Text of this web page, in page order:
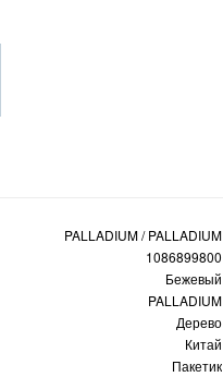
PALLADIUM / PALLADIUM
1086899800
Бежевый
PALLADIUM
Дерево
Китай
Пакетик